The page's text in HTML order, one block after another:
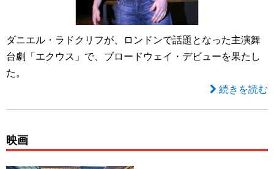
ダニエル・ラドクリフが、ロンドンで話題となった主演舞
台劇「エクウス」で、ブロードウェイ・デビューを果たし
た。
続きを読む
映画